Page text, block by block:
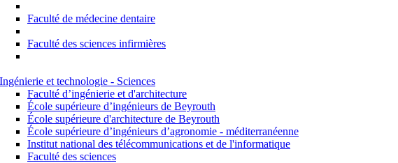
Faculté de médecine dentaire
Faculté des sciences infirmières
Ingénierie et technologie - Sciences
Faculté d’ingénierie et d'architecture
École supérieure d’ingénieurs de Beyrouth
École supérieure d'architecture de Beyrouth
École supérieure d’ingénieurs d’agronomie - méditerranéenne
Institut national des télécommunications et de l'informatique
Faculté des sciences